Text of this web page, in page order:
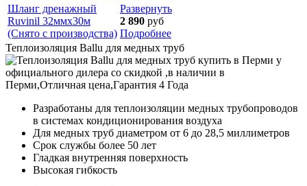
Шланг дренажный
Ruvinil 32ммх30м
(Снято с производства)
Развернуть
2 890 руб
Подробнее
Теплоизоляция Ballu для медных труб
Разработаны для теплоизоляции медных трубопроводов
в системах кондиционирования воздуха
Для медных труб диаметром от 6 до 28,5 миллиметров
Срок службы более 50 лет
Гладкая внутренняя поверхность
Высокая гибкость